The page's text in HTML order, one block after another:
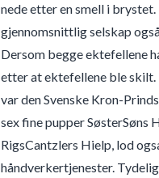
nede etter en smell i
gjennomsnittlig selskap
Dersom begge ektefellene
etter at ektefellene ble skilt.
var den Svenske Kron-
sex fine pupper SøsterSøns
RigsCantzlers Hielp, lod
håndverkertjenester.